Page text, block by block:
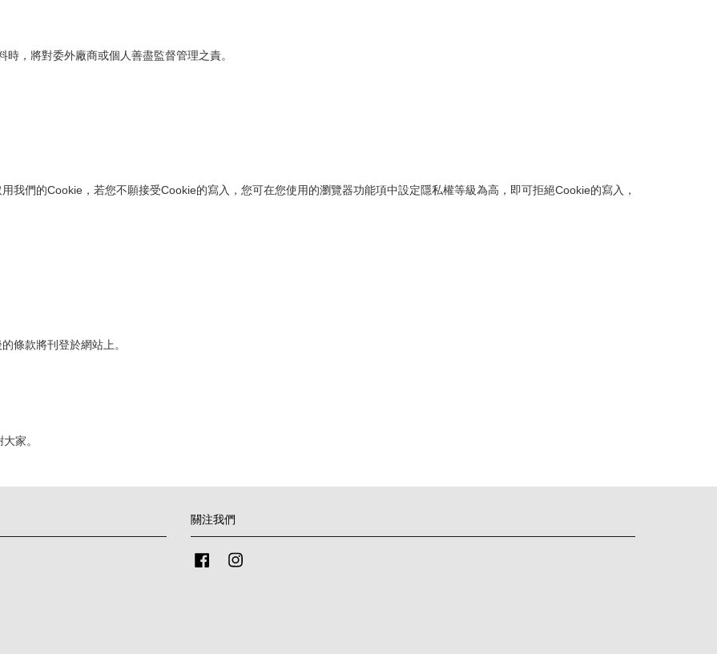
，將對委外廠商或個人善盡監督管理之責。
我們的Cookie，若您不願接受Cookie的寫入，您可在您使用的瀏覽器功能項中設定隱私權等級為高，即可拒絕Cookie的寫入，
條款將刊登於網站上。
家。
關注我們
Facebook